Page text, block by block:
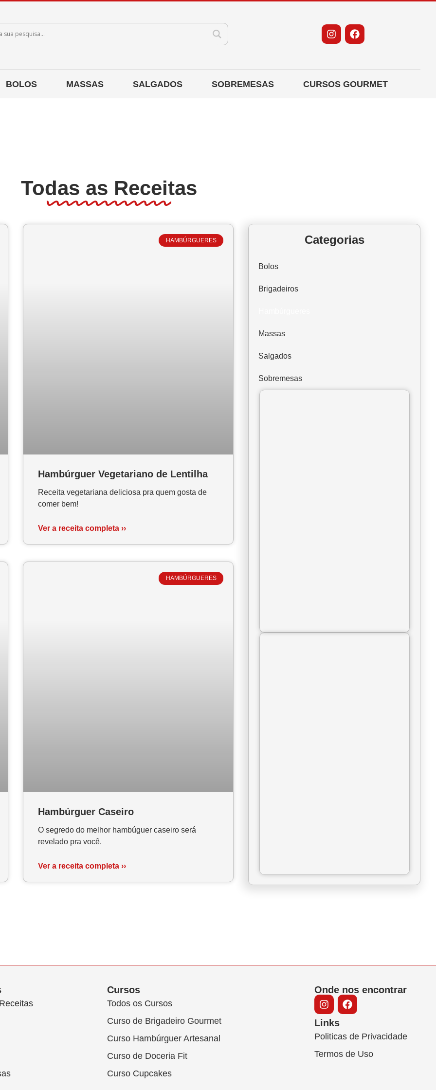
BOLOS MASSAS SALGADOS SOBREMESAS CURSOS GOURMET
HAMBÚRGUERES
Hambúrguer Vegetariano de Lentilha
Receita vegetariana deliciosa pra quem gosta de
comer bem!
Ver a receita completa ››
HAMBÚRGUERES
Hambúrguer Caseiro
O segredo do melhor hambúguer caseiro será
revelado pra você.
Ver a receita completa ››
Bolos
Brigadeiros
Massas
Salgados
Sobremesas
Categorias
Todas as Receitas
Cursos
Todos os Cursos
Curso de Brigadeiro Gourmet
Curso Hambúrguer Artesanal
Curso de Doceria Fit
Curso Cupcakes
Onde nos encontrar
Politicas de Privacidade
Termos de Uso
Links